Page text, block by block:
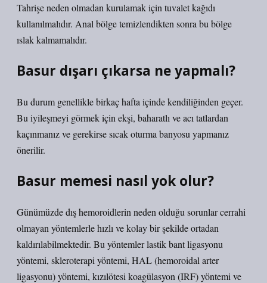
Tahrişe neden olmadan kurulamak için tuvalet kağıdı
kullanılmalıdır. Anal bölge temizlendikten sonra bu bölge
ıslak kalmamalıdır.
Basur dışarı çıkarsa ne yapmalı?
Bu durum genellikle birkaç hafta içinde kendiliğinden geçer.
Bu iyileşmeyi görmek için ekşi, baharatlı ve acı tatlardan
kaçınmanız ve gerekirse sıcak oturma banyosu yapmanız
önerilir.
Basur memesi nasıl yok olur?
Günümüzde dış hemoroidlerin neden olduğu sorunlar cerrahi
olmayan yöntemlerle hızlı ve kolay bir şekilde ortadan
kaldırılabilmektedir. Bu yöntemler lastik bant ligasyonu
yöntemi, skleroterapi yöntemi, HAL (hemoroidal arter
ligasyonu) yöntemi, kızılötesi koagülasyon (IRF) yöntemi ve